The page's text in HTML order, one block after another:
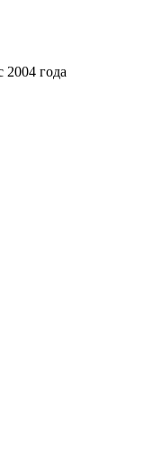
2004 года